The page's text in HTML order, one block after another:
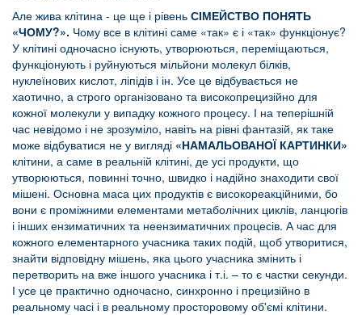
Але жива клітина - це ще і рівень СІМЕЙСТВО ПОНЯТЬ
«ЧОМУ?». Чому все в клітині саме «так» є і «так» функціонує?
У клітині одночасно існують, утворюються, переміщаються,
функціонують і руйнуються мільйони молекул білків,
нуклеїнових кислот, ліпідів і ін. Усе це відбувається не
хаотично, а строго організовано та високопрецизійно для
кожної молекули у випадку кожного процесу. І на теперішній
час невідомо і не зрозуміло, навіть на рівні фантазій, як таке
може відбуватися не у вигляді «НАМАЛЬОВАНОЇ КАРТИНКИ»
клітини, а саме в реальній клітині, де усі продукти, що
утворюються, повинні точно, швидко і надійно знаходити свої
мішені. Основна маса цих продуктів є високореакційними, бо
вони є проміжними елементами метаболічних циклів, ланцюгів
і інших ензиматичних та неензиматичних процесів. А час для
кожного елементарного учасника таких подій, щоб утворитися,
знайти відповідну мішень, яка цього учасника змінить і
перетворить на вже іншого учасника і т.і. – то є частки секунди.
І усе це практично одночасно, синхронно і прецизійно в
реальному часі і в реальному просторовому об'ємі клітини.